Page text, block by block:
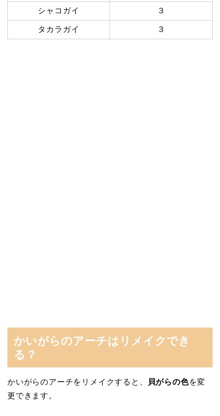
シャコガイ ３
タカラガイ ３
かいがらのアーチはリメイクでき
る？
かいがらのアーチをリメイクすると、 貝がらの色を変
更できます。